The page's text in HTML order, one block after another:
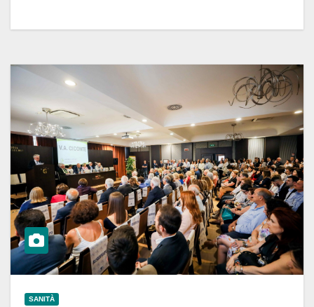
SANITÀ